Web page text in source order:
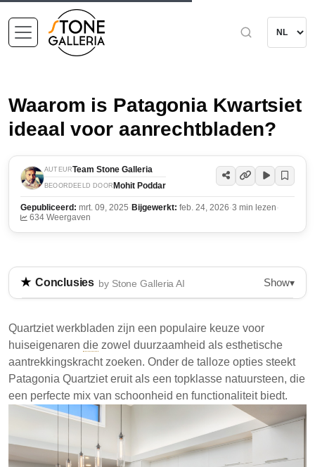
Waarom is Patagonia Kwartsiet
ideaal voor aanrechtbladen?
AUTEURTeam Stone Galleria
BEOORDEELD DOOR Mohit Poddar
Gepubliceerd: mrt. 09, 2025· Bijgewerkt: feb. 24, 2026·3 min lezen·
634 Weergaven
Conclusies by Stone Galleria AI Show▾
aantrekkelijke natuursteen die populair is voor
aanrechtbladen. De unieke kleuren en patronen,
samen met hitte- en krasbestendigheid, maken het
geschikt voor keukens en badkamers. Elke plaat is
uniek, wat persoonlijke ontwerpmogelijkheden biedt.
Patagonia Kwartsiet heeft een mix van beige en
gekristalliseerde vlekken, wat de visuele
aantrekkingskracht vergroot.
Quartziet werkbladen zijn een populaire keuze voor
huiseigenaren die zowel duurzaamheid als esthetische
aantrekkingskracht zoeken. Onder de talloze opties steekt
Patagonia Quartziet eruit als een topklasse natuursteen, die
een perfecte mix van schoonheid en functionaliteit biedt.